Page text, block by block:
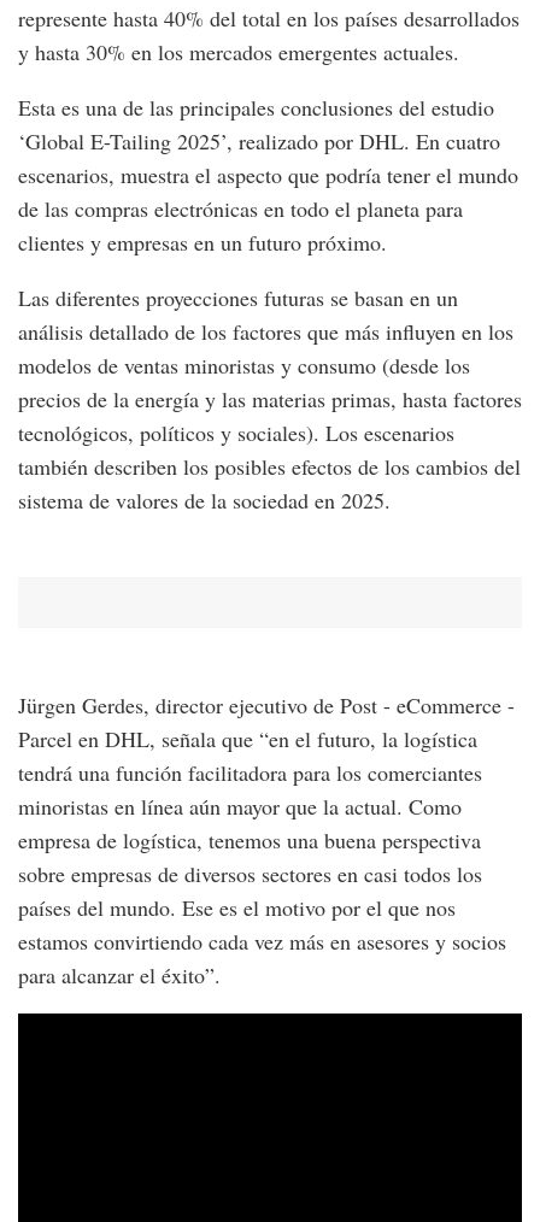
represente hasta 40% del total en los países desarrollados
y hasta 30% en los mercados emergentes actuales.
Esta es una de las principales conclusiones del estudio
‘Global E-Tailing 2025’, realizado por DHL. En cuatro
escenarios, muestra el aspecto que podría tener el mundo
de las compras electrónicas en todo el planeta para
clientes y empresas en un futuro próximo.
Las diferentes proyecciones futuras se basan en un
análisis detallado de los factores que más influyen en los
modelos de ventas minoristas y consumo (desde los
precios de la energía y las materias primas, hasta factores
tecnológicos, políticos y sociales). Los escenarios
también describen los posibles efectos de los cambios del
sistema de valores de la sociedad en 2025.
Jürgen Gerdes, director ejecutivo de Post - eCommerce -
Parcel en DHL, señala que “en el futuro, la logística
tendrá una función facilitadora para los comerciantes
minoristas en línea aún mayor que la actual. Como
empresa de logística, tenemos una buena perspectiva
sobre empresas de diversos sectores en casi todos los
países del mundo. Ese es el motivo por el que nos
estamos convirtiendo cada vez más en asesores y socios
para alcanzar el éxito”.